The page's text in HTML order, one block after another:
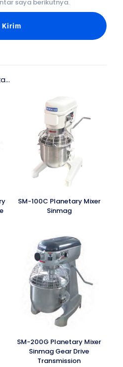
saya berikutnya.
SM-100C Planetary Mixer
Sinmag
SM-200G Planetary Mixer
Sinmag Gear Drive
Transmission